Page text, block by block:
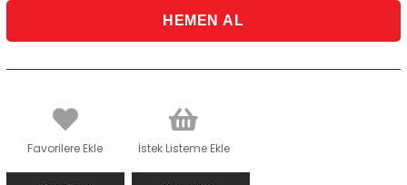
Favorilere Ekle İstek Listeme Ekle